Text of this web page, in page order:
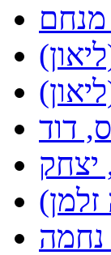
מנחם
דוד
יצחק